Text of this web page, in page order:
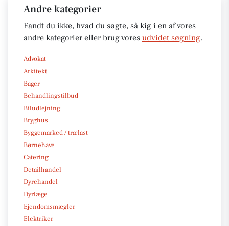
Andre kategorier
Fandt du ikke, hvad du søgte, så kig i en af vores
andre kategorier eller brug vores udvidet søgning.
Advokat
Arkitekt
Bager
Behandlingstilbud
Biludlejning
Bryghus
Byggemarked / trælast
Børnehave
Catering
Detailhandel
Dyrehandel
Dyrlæge
Ejendomsmægler
Elektriker